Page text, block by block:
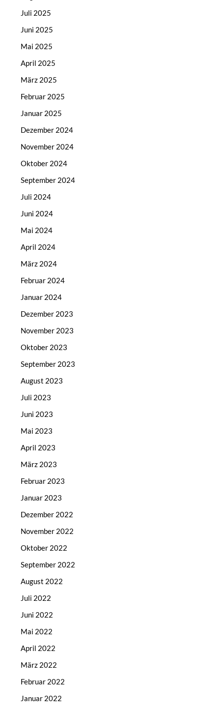
Juli 2025
Juni 2025
Mai 2025
April 2025
März 2025
Februar 2025
Januar 2025
Dezember 2024
November 2024
Oktober 2024
September 2024
Juli 2024
Juni 2024
Mai 2024
April 2024
März 2024
Februar 2024
Januar 2024
Dezember 2023
November 2023
Oktober 2023
September 2023
August 2023
Juli 2023
Juni 2023
Mai 2023
April 2023
März 2023
Februar 2023
Januar 2023
Dezember 2022
November 2022
Oktober 2022
September 2022
August 2022
Juli 2022
Juni 2022
Mai 2022
April 2022
März 2022
Februar 2022
Januar 2022